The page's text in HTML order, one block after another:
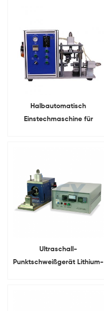
Halbautomatisch
Einstechmaschine für
Ultraschall-
Punktschweißgerät Lithium-